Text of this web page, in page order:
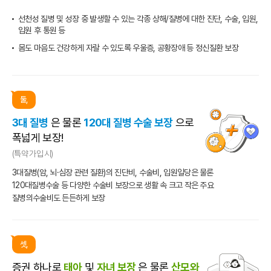
선천성 질병 및 성장 중 발생할 수 있는 각종 상해/질병에 대한 진단, 수술, 입원,
입원 후 통원 등
몸도 마음도 건강하게 자랄 수 있도록 우울증, 공황장애 등 정신질환 보장
둘,
3대 질병 은 물론 120대 질병 수술 보장 으로
폭넓게 보장!
(특약 가입 시)
3대질병(암, 뇌·심장 관련 질환)의 진단비, 수술비, 입원일당은 물론
120대질병수술 등 다양한 수술비 보장으로 생활 속 크고 작은 주요
질병의수술비도 든든하게 보장
셋,
증권 하나로 태아및 자녀 보장은 물론 산모와